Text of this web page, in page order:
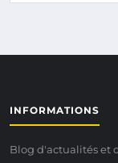
INFORMATIONS
Blog d'actualités et